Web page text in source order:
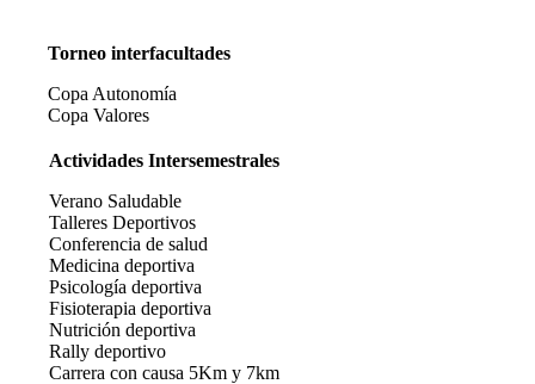
Torneo interfacultades
Copa Autonomía
Copa Valores
Actividades Intersemestrales
Verano Saludable
Talleres Deportivos
Conferencia de salud
Medicina deportiva
Psicología deportiva
Fisioterapia deportiva
Nutrición deportiva
Rally deportivo
Carrera con causa 5Km y 7km